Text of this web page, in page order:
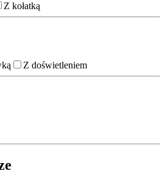
Z kołatką
Z doświetleniem